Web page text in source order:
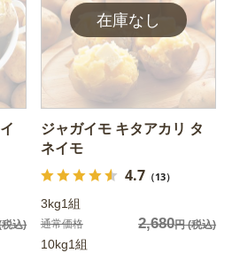
込)
ジャガイモ キタアカリ タ
ネイモ
4.7（13）
3kg1組
通常価格 2,680円(税込)
10kg1組